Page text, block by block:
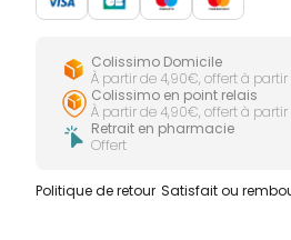
Colissimo Domicile
À partir de 4,90€, offert à
Colissimo en point relais
À partir de 4,90€, offert à
Retrait en pharmacie
Offert
Politique de retour Satisfait ou